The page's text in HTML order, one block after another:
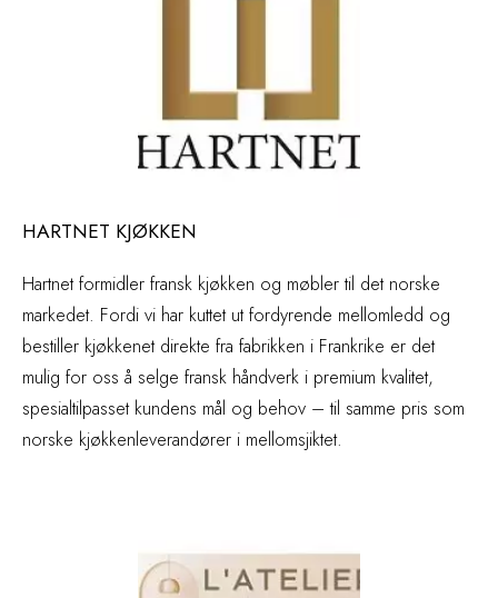
HARTNET KJØKKEN
Hartnet formidler fransk kjøkken og møbler til det norske
markedet. Fordi vi har kuttet ut fordyrende mellomledd og
bestiller kjøkkenet direkte fra fabrikken i Frankrike er det
mulig for oss å selge fransk håndverk i premium kvalitet,
spesialtilpasset kundens mål og behov – til samme pris som
norske kjøkkenleverandører i mellomsjiktet.